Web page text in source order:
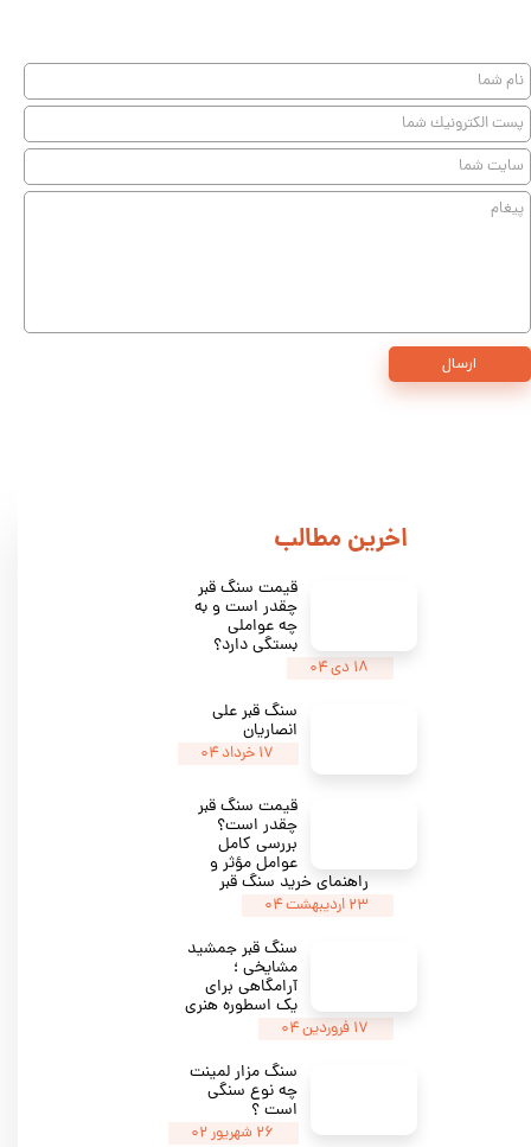
★★★ ارسال
​اخرین مطالب
قیمت سنگ قبر
چقدر است و به
چه عواملی
بستگی دارد؟
۱۸ دی ۰۴
سنگ قبر علی
انصاریان
۱۷ خرداد ۰۴
​​قیمت سنگ قبر
چقدر است؟
بررسی کامل
عوامل مؤثر و
راهنمای خرید سنگ قبر
۲۳ اردیبهشت ۰۴
سنگ قبر جمشید
مشایخی ؛
آرامگاهی برای
یک اسطوره هنری
۱۷ فروردین ۰۴
سنگ مزار لمینت
چه نوع سنگی
است ؟
۲۶ شهریور ۰۲